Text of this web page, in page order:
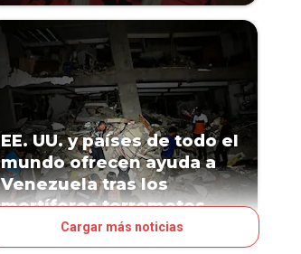
EE. UU. y países de todo el
mundo ofrecen ayuda a
Venezuela tras los
mortíferos terremotos
Cargar más noticias